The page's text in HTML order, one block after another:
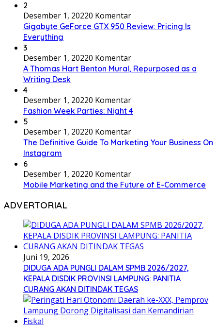
2
Desember 1, 20220 Komentar
Gigabyte GeForce GTX 950 Review: Pricing Is
Everything
3
Desember 1, 20220 Komentar
A Thomas Hart Benton Mural, Repurposed as a
Writing Desk
4
Desember 1, 20220 Komentar
Fashion Week Parties: Night 4
5
Desember 1, 20220 Komentar
The Definitive Guide To Marketing Your Business On
Instagram
6
Desember 1, 20220 Komentar
Mobile Marketing and the Future of E-Commerce
ADVERTORIAL
Juni 19, 2026
DIDUGA ADA PUNGLI DALAM SPMB 2026/2027,
KEPALA DISDIK PROVINSI LAMPUNG: PANITIA
CURANG AKAN DITINDAK TEGAS